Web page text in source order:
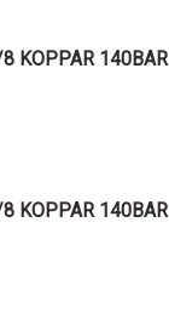
KOPPAR 140BAR
KOPPAR 140BAR